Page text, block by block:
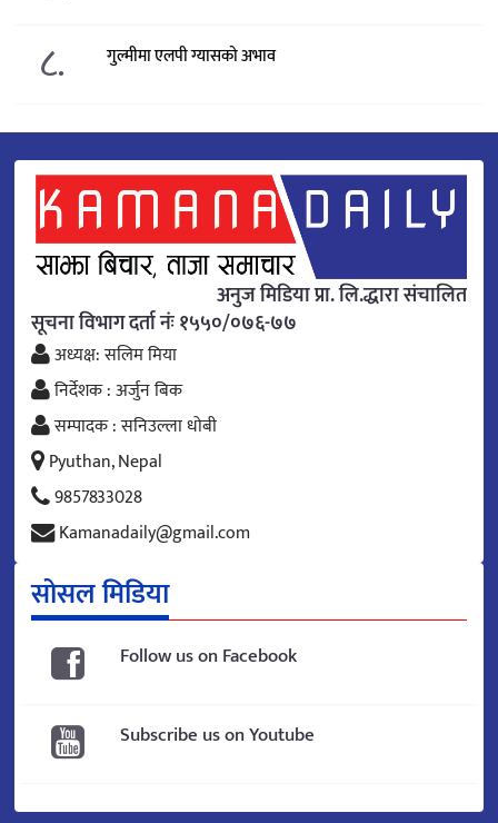
८. गुल्मीमा एलपी ग्यासको अभाव
अनुज मिडिया प्रा. लि.द्धारा संचालित
सूचना विभाग दर्ता नंः १५५०/०७६-७७
अध्यक्ष: सलिम मिया
निर्देशक : अर्जुन बिक
सम्पादक : सनिउल्ला धोबी
Pyuthan, Nepal
9857833028
Kamanadaily@gmail.com
सोसल मिडिया
Follow us on Facebook
Subscribe us on Youtube